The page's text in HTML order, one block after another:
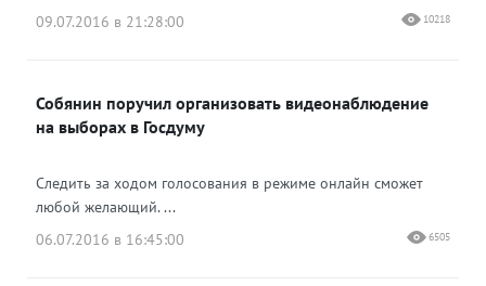
09.07.2016 в 21:28:00
10218
Собянин поручил организовать видеонаблюдение
на выборах в Госдуму
Следить за ходом голосования в режиме онлайн сможет
любой желающий. ...
06.07.2016 в 16:45:00
6505